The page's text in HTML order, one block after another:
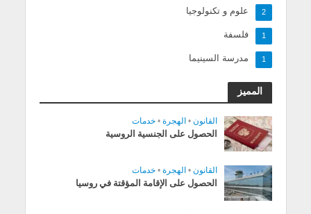
علوم و تكنولوجيا 2
فلسفة 1
مدرسة السينيما 1
المميز
القانون • الهجرة • خدمات
الحصول على الجنسية الروسية
القانون • الهجرة • خدمات
الحصول على الإقامة المؤقتة في روسيا